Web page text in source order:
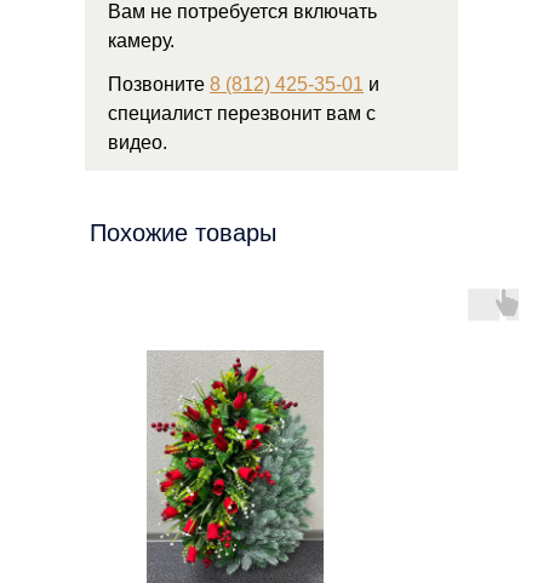
Вам не потребуется включать
камеру.
Позвоните 8 (812) 425-35-01 и
специалист перезвонит вам с
видео.
Похожие товары